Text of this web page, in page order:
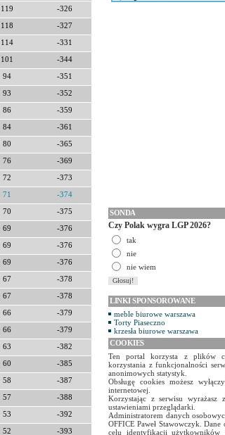
119 -326
118 -327
114 -331
101 -344
94 -351
93 -352
86 -359
84 -361
80 -365
76 -369
72 -373
71 -374
70 -375
69 -376
69 -376
69 -376
67 -378
67 -378
66 -379
66 -379
63 -382
60 -385
58 -387
57 -388
53 -392
52 -393
SONDA
Czy Polak wygra LGP 2026?
tak
nie
nie wiem
LINKI SPONSOROWANE
meble biurowe warszawa
Torty Piaseczno
krzesła biurowe warszawa
COOKIES
Ten portal korzysta z plików
korzystania z funkcjonalności
anonimowych statystyk.
Obsługę cookies możesz
internetowej.
Korzystając z serwisu wyrażasz
ustawieniami przeglądarki.
Administratorem danych
OFFICE Paweł Stawowczyk.
celu identyfikacji użytkowników